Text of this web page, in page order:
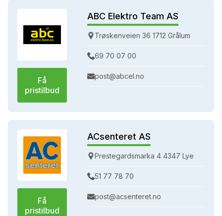
Få
pristilbud
ABC Elektro Team AS
Trøskenveien 36 1712 Grålum
69 70 07 00
post@abcel.no
Få
pristilbud
ACsenteret AS
Prestegardsmarka 4 4347 Lye
51 77 78 70
post@acsenteret.no